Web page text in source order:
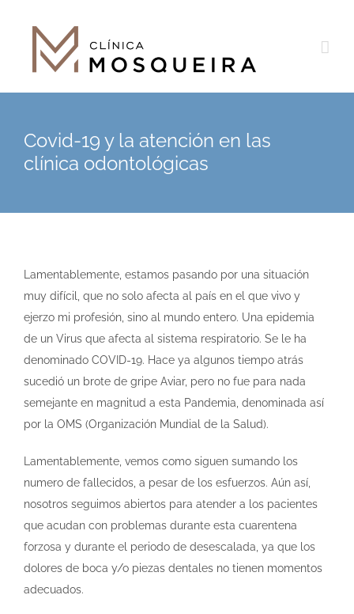
contenido
Covid-19 y la atención en las
clínica odontológicas
Lamentablemente, estamos pasando por una situación
muy difícil, que no solo afecta al país en el que vivo y
ejerzo mi profesión, sino al mundo entero. Una epidemia
de un Virus que afecta al sistema respiratorio. Se le ha
denominado COVID-19. Hace ya algunos tiempo atrás
sucedió un brote de gripe Aviar, pero no fue para nada
semejante en magnitud a esta Pandemia, denominada así
por la OMS (Organización Mundial de la Salud).
Lamentablemente, vemos como siguen sumando los
numero de fallecidos, a pesar de los esfuerzos. Aún así,
nosotros seguimos abiertos para atender a los pacientes
que acudan con problemas durante esta cuarentena
forzosa y durante el periodo de desescalada, ya que los
dolores de boca y/o piezas dentales no tienen momentos
adecuados.